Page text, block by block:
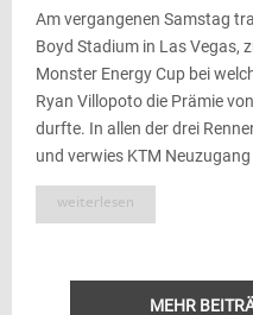
Am vergangenen Samstag
Boyd Sta­di­um in Las Ve­gas,
Mons­ter En­er­gy Cup bei
Ryan Vil­lo­po­to die Prä­mie
durf­te. In allen der drei
und verwies KTM
weiterlesen
MEHR